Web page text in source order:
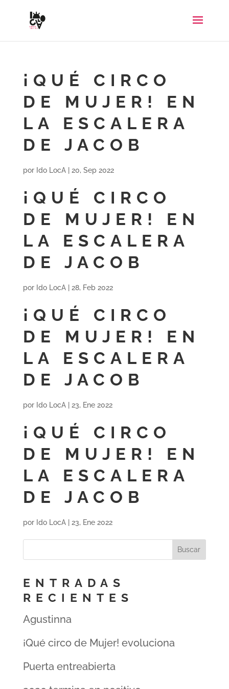
¡QUÉ CIRCO
DE MUJER! EN
LA ESCALERA
DE JACOB
por Ido LocA| 20, Sep 2022
¡QUÉ CIRCO
DE MUJER! EN
LA ESCALERA
DE JACOB
por Ido LocA| 28, Feb 2022
¡QUÉ CIRCO
DE MUJER! EN
LA ESCALERA
DE JACOB
por Ido LocA| 23, Ene 2022
¡QUÉ CIRCO
DE MUJER! EN
LA ESCALERA
DE JACOB
por Ido LocA| 23, Ene 2022
ENTRADAS
RECIENTES
Agustinna
¡Qué circo de Mujer! evoluciona
Puerta entreabierta